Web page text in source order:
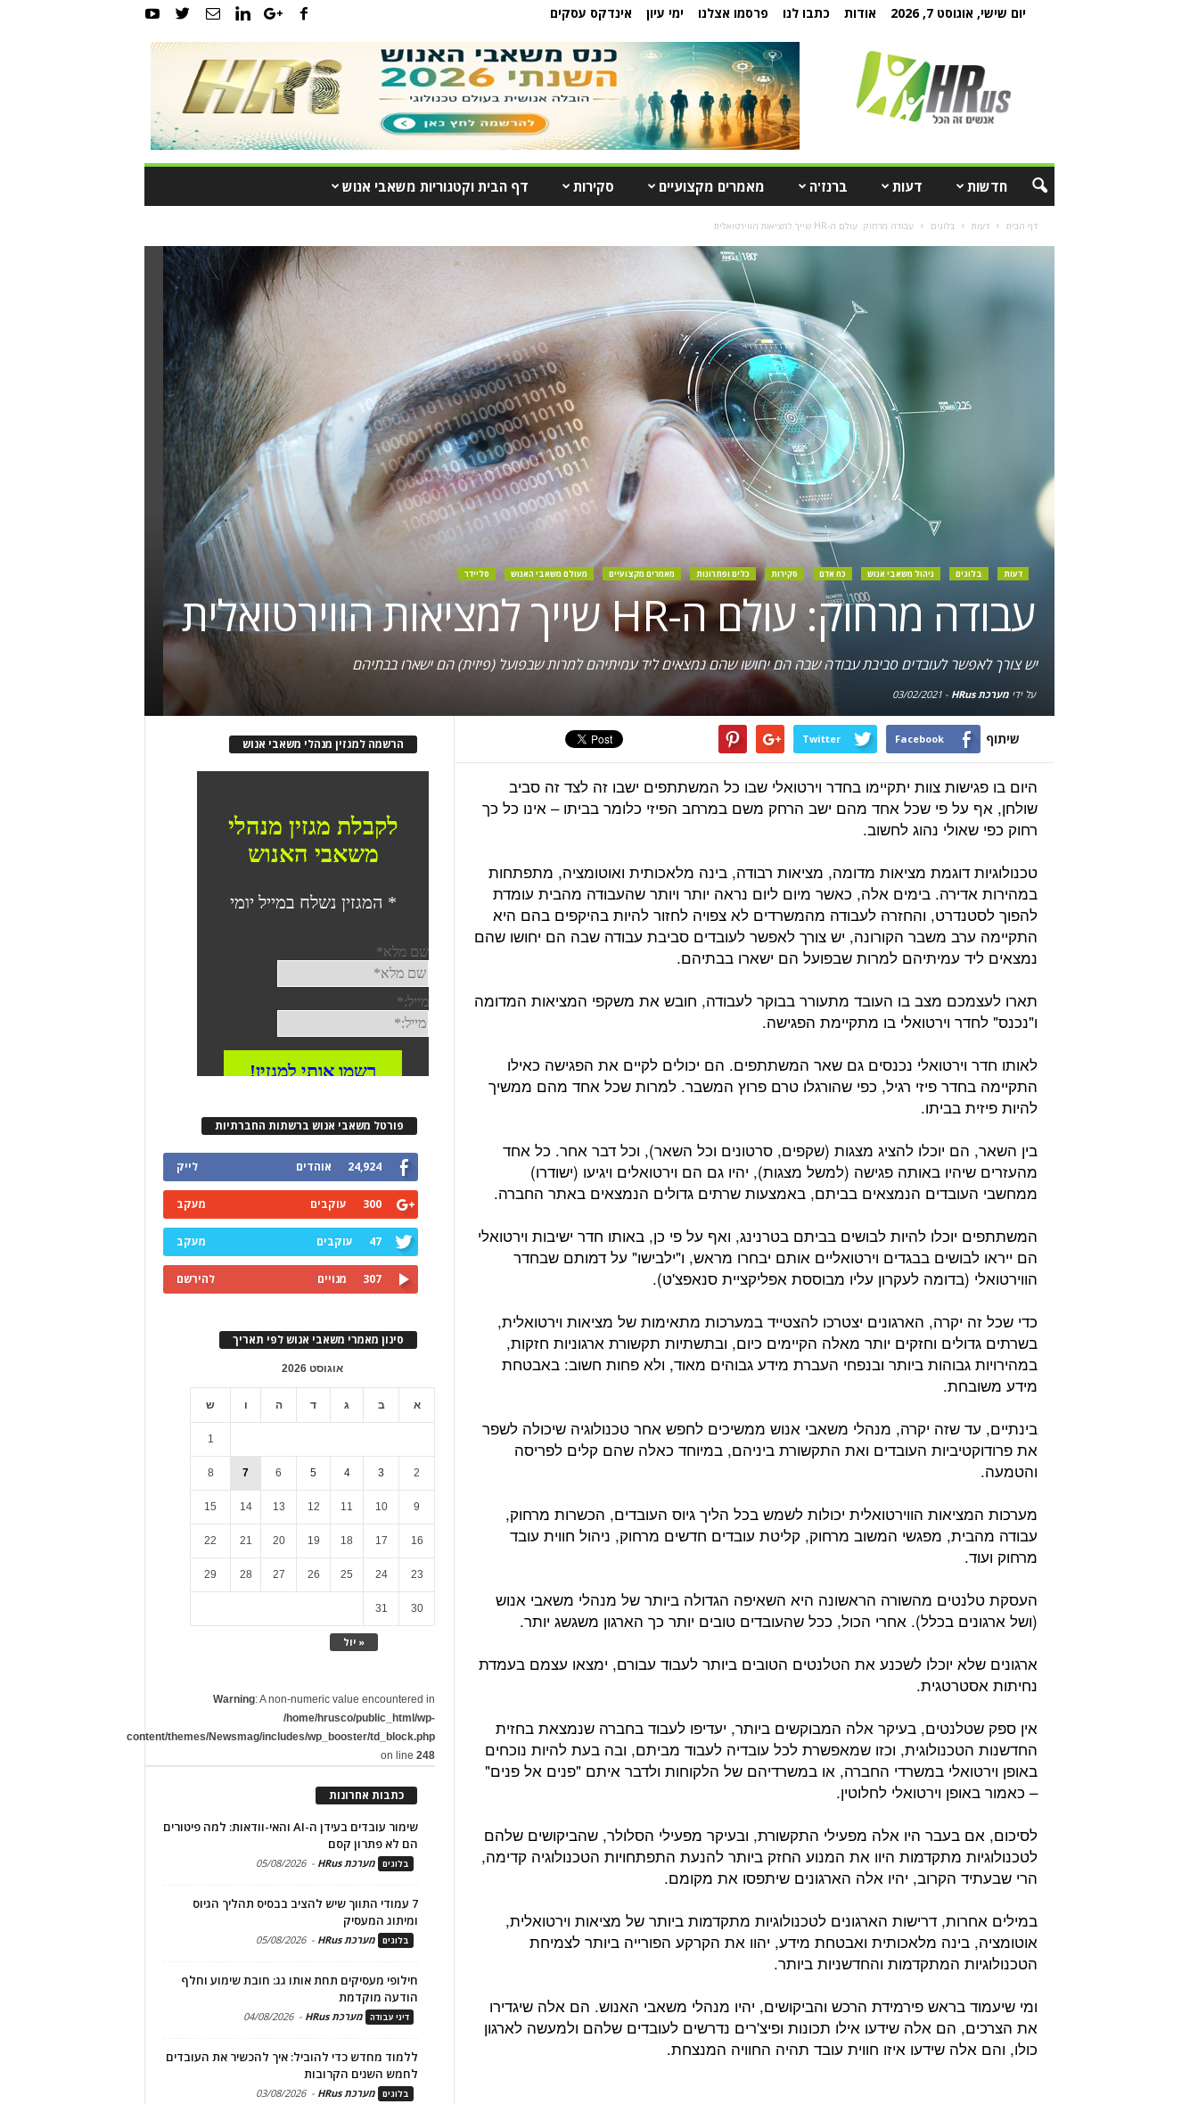
יום שישי, אוגוסט 7, 2026 אודות כתבו לנו פרסמו אצלנו ימי עיון אינדקס עסקים
חדשות דעות ברנז'ה מאמרים מקצועיים סקירות דף הבית וקטגוריות משאבי אנוש
דף הבית דעות בלוגים עבודה מרחוק: עולם ה-HR שייך למציאות הווירטואלית
דעות בלוגים ניהול משאבי אנוש כח אדם סקירות כלים ופתרונות מאמרים מקצועיים מעולם משאבי האנוש סליידר
עבודה מרחוק: עולם ה-HR שייך למציאות הווירטואלית
יש צורך לאפשר לעובדים סביבת עבודה שבה הם יחושו שהם נמצאים ליד עמיתיהם למרות שבפועל (פיזית) הם ישארו בבתיהם
על ידימערכת HRus -
03/02/2021
שיתוף Facebook
Twitter
היום בו פגישות צוות יתקיימו בחדר וירטואלי שבו כל המשתתפים ישבו זה לצד זה סביב
שולחן, אף על פי שכל אחד מהם ישב הרחק משם במרחב הפיזי כלומר בביתו – אינו כל כך
רחוק כפי שאולי נהוג לחשוב.
טכנולוגיות דוגמת מציאות מדומה, מציאות רבודה, בינה מלאכותית ואוטומציה, מתפתחות
במהירות אדירה. בימים אלה, כאשר מיום ליום נראה יותר ויותר שהעבודה מהבית עומדת
להפוך לסטנדרט, והחזרה לעבודה מהמשרדים לא צפויה לחזור להיות בהיקפים בהם היא
התקיימה ערב משבר הקורונה, יש צורך לאפשר לעובדים סביבת עבודה שבה הם יחושו שהם
נמצאים ליד עמיתיהם למרות שבפועל הם ישארו בבתיהם.
תארו לעצמכם מצב בו העובד מתעורר בבוקר לעבודה, חובש את משקפי המציאות המדומה
ו"נכנס" לחדר וירטואלי בו מתקיימת הפגישה.
לאותו חדר וירטואלי נכנסים גם שאר המשתתפים. הם יכולים לקיים את הפגישה כאילו
התקיימה בחדר פיזי רגיל, כפי שהורגלו טרם פרוץ המשבר. למרות שכל אחד מהם ממשיך
להיות פיזית בביתו.
בין השאר, הם יוכלו להציג מצגות (שקפים, סרטונים וכל השאר), וכל דבר אחר. כל אחד
מהעזרים שיהיו באותה פגישה (למשל מצגות), יהיו גם הם וירטואלים ויגיעו (ישודרו)
ממחשבי העובדים הנמצאים בביתם, באמצעות שרתים גדולים הנמצאים באתר החברה.
המשתתפים יוכלו להיות לבושים בביתם בטרנינג, ואף על פי כן, באותו חדר ישיבות וירטואלי
הם ייראו לבושים בבגדים וירטואליים אותם יבחרו מראש, ו"ילבישו" על דמותם שבחדר
הווירטואלי (בדומה לעקרון עליו מבוססת אפליקציית סנאפצ'ט).
כדי שכל זה יקרה, הארגונים יצטרכו להצטייד במערכות מתאימות של מציאות וירטואלית,
בשרתים גדולים וחזקים יותר מאלה הקיימים כיום, ובתשתיות תקשורת ארגוניות חזקות,
במהירויות גבוהות ביותר ובנפחי העברת מידע גבוהים מאוד, ולא פחות חשוב: באבטחת
מידע משובחת.
בינתיים, עד שזה יקרה, מנהלי משאבי אנוש ממשיכים לחפש אחר טכנולוגיה שיכולה לשפר
את פרודוקטיביות העובדים ואת התקשורת ביניהם, במיוחד כאלה שהם קלים לפריסה
והטמעה.
מערכות המציאות הווירטואלית יכולות לשמש בכל הליך גיוס העובדים, הכשרות מרחוק,
עבודה מהבית, מפגשי המשוב מרחוק, קליטת עובדים חדשים מרחוק, ניהול חווית עובד
מרחוק ועוד.
העסקת טלנטים מהשורה הראשונה היא השאיפה הגדולה ביותר של מנהלי משאבי אנוש
(ושל ארגונים בכלל). אחרי הכול, ככל שהעובדים טובים יותר כך הארגון משגשג יותר.
ארגונים שלא יוכלו לשכנע את הטלנטים הטובים ביותר לעבוד עבורם, ימצאו עצמם בעמדת
נחיתות אסטרטגית.
אין ספק שטלנטים, בעיקר אלה המבוקשים ביותר, יעדיפו לעבוד בחברה שנמצאת בחזית
החדשנות הטכנולוגית, וכזו שמאפשרת לכל עובדיה לעבוד מביתם, ובה בעת להיות נוכחים
באופן וירטואלי במשרדי החברה, או במשרדיהם של הלקוחות ולדבר איתם "פנים אל פנים"
– כאמור באופן וירטואלי לחלוטין.
לסיכום, אם בעבר היו אלה מפעילי התקשורת, ובעיקר מפעילי הסלולר, שהביקושים שלהם
לטכנולוגיות מתקדמות היוו את המנוע החזק ביותר להנעת התפתחויות הטכנולוגיה קדימה,
הרי שבעתיד הקרוב, יהיו אלה הארגונים שיתפסו את מקומם.
במילים אחרות, דרישות הארגונים לטכנולוגיות מתקדמות ביותר של מציאות וירטואלית,
אוטומציה, בינה מלאכותית ואבטחת מידע, יהוו את הקרקע הפורייה ביותר לצמיחת
הטכנולוגיות המתקדמות והחדשניות ביותר.
ומי שיעמוד בראש פירמידת הרכש והביקושים, יהיו מנהלי משאבי האנוש. הם אלה שיגדירו
את הצרכים, הם אלה שידעו אילו תכונות ופיצ'רים נדרשים לעובדים שלהם ולמעשה לארגון
כולו, והם אלה שידעו איזו חווית עובד תהיה החוויה המנצחת.
הרשמה למגזין מנהלי משאבי אנוש
פורטל משאבי אנוש ברשתות החברתיות
24,924 אוהדים לייק
300 עוקבים מעקב
47 עוקבים מעקב
307 מנויים להירשם
סינון מאמרי משאבי אנוש לפי תאריך
אוגוסט 2026
א ב ג ד ה ו ש
« יול
1
2
3
4
5
6
7
8
9
10
11
12
13
14
15
16
17
18
19
20
21
22
23
24
25
26
27
28
29
30
31
Warning: A non-numeric value encountered in
/home/hrusco/public_html/wp-
content/themes/Newsmag/includes/wp_booster/td_block.php
on line248
כתבות אחרונות
שימור עובדים בעידן ה-AI והאי-וודאות: למה פיטורים
הם לא פתרון קסם
בלוגים מערכת HRus -
05/08/2026
7 עמודי התווך שיש להציב בבסיס תהליך הגיוס
ומיתוג המעסיק
בלוגים מערכת HRus -
05/08/2026
חילופי מעסיקים תחת אותו גג: חובת שימוע וחלף
הודעה מוקדמת
דיני עבודה מערכת HRus -
04/08/2026
ללמוד מחדש כדי להוביל: איך להכשיר את העובדים
לחמש השנים הקרובות
בלוגים מערכת HRus -
03/08/2026